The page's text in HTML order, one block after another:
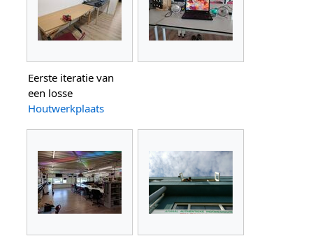
Eerste iteratie van
een losse
Houtwerkplaats